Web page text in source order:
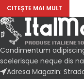
CITEȘTE MAI MULT
Condimentum
scelerisque neque dis
Adresa Magazin: